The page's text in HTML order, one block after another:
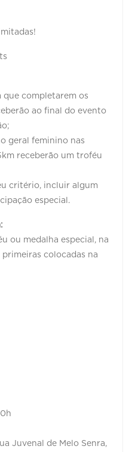
que completarem os
ao final do evento
geral feminino nas
receberão um troféu
critério, incluir algum
especial.
ou medalha especial, na
colocadas na
Juvenal de Melo Senra,